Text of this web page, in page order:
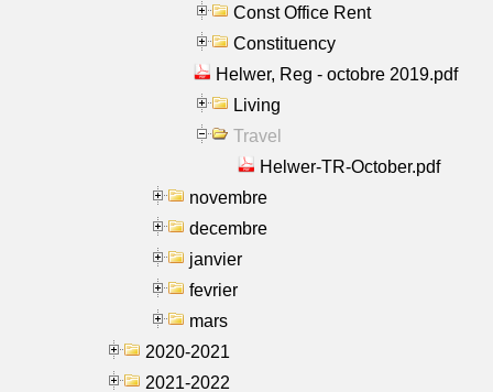
Const Office Rent
Constituency
Helwer, Reg - octobre 2019.pdf
Living
Travel
Helwer-TR-October.pdf
novembre
decembre
janvier
fevrier
mars
2020-2021
2021-2022